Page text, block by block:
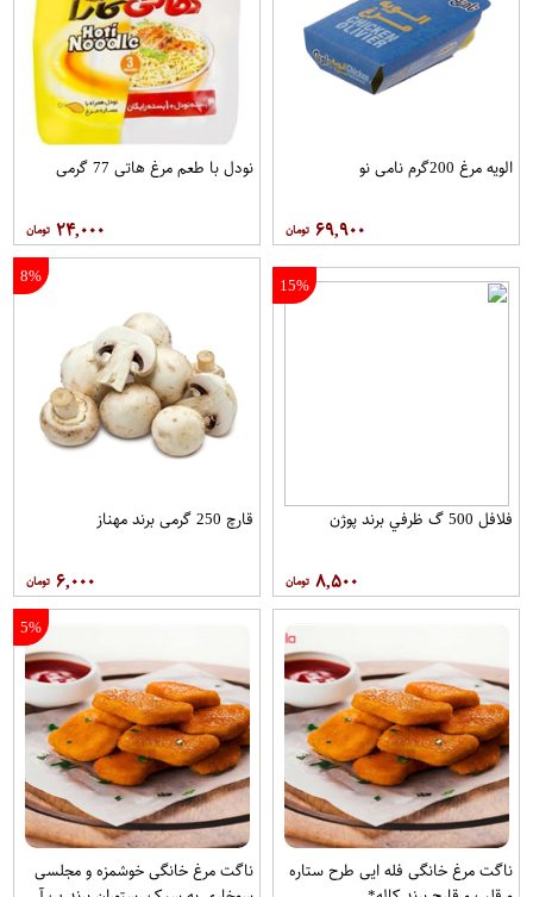
الویه مرغ 200گرم نامی نو
۶۹,۹۰۰
نودل با طعم مرغ هاتی 77 گرمی
۲۴,۰۰۰
15%
فلافل 500 گ ظرفي برند پوژن
۸,۵۰۰
8%
قارچ 250 گرمی برند مهناز
۶,۰۰۰
ناگت مرغ خانگی فله ایی طرح ستاره
5%
ناگت مرغ خانگی خوشمزه و مجلسی